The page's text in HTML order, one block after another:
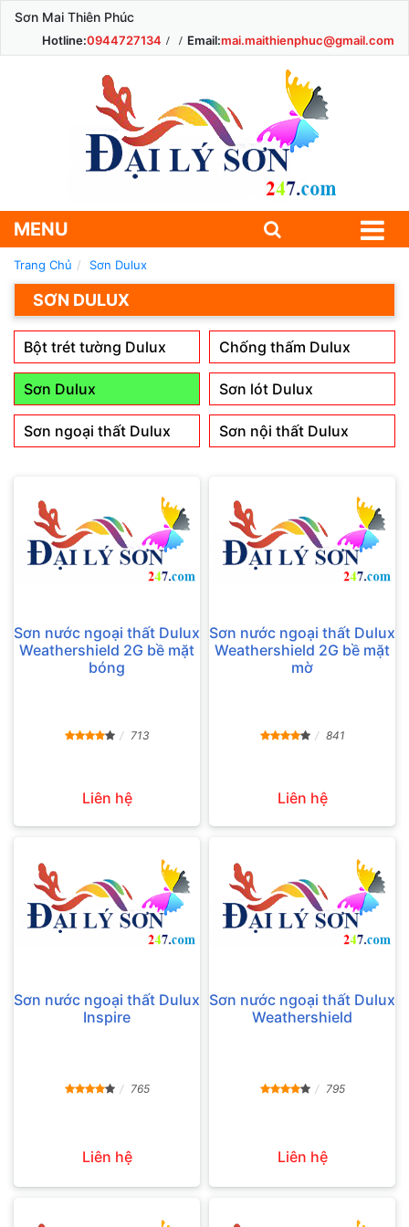
Sơn Mai Thiên Phúc
Hotline:0944727134 Email:mai.maithienphuc@gmail.com
MENU
Trang Chủ Sơn Dulux
SƠN DULUX
Bột trét tường Dulux Chống thấm Dulux
Sơn Dulux Sơn lót Dulux
Sơn ngoại thất Dulux Sơn nội thất Dulux
Sơn nước ngoại thất Dulux
Weathershield 2G bề mặt
bóng
713
Liên hệ
Sơn nước ngoại thất Dulux
Weathershield 2G bề mặt
mờ
841
Liên hệ
Sơn nước ngoại thất Dulux
Inspire
765
Liên hệ
Sơn nước ngoại thất Dulux
Weathershield
795
Liên hệ